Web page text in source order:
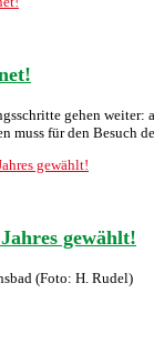
gehen weiter:
muss für den
gewählt!
(Foto: H. Rudel)